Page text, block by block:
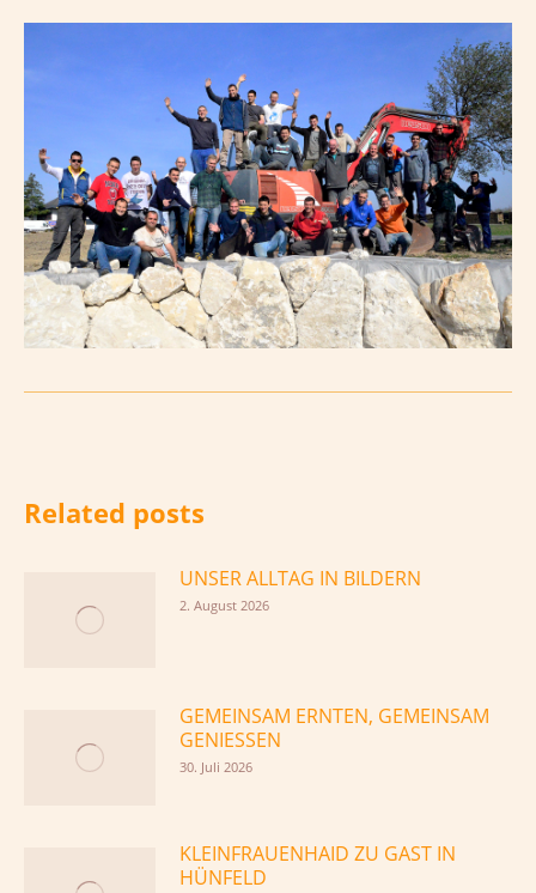
Related posts
UNSER ALLTAG IN BILDERN
2. August 2026
GEMEINSAM ERNTEN, GEMEINSAM
GENIESSEN
30. Juli 2026
KLEINFRAUENHAID ZU GAST IN
HÜNFELD